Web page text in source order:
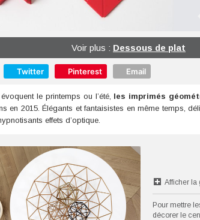
Voir plus : Dessous de plat
Twitter Pinterest Email
le printemps ou l’été, les imprimés
en 2015. Élégants et fantaisistes en même temps,
effets d’optique.
Afficher la
Pour mettre
décorer le